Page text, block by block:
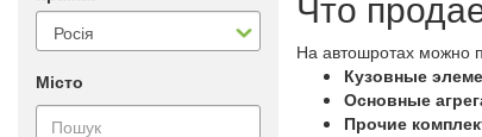
Місто
На автошротах можно
Кузовные
Основные
Прочие